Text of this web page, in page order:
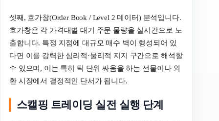
셋째, 호가창(Order Book / Level 2 데이터) 분석입니다.
호가창은 각 가격대별 대기 주문 물량을 실시간으로 노
출합니다. 특정 지점에 대규모 매수 벽이 형성되어 있
다면 이를 강력한 심리적·물리적 지지 구간으로 해석할
수 있으며, 이는 특히 틱 단위 싸움을 하는 선물이나 외
환 시장에서 결정적인 단서가 됩니다.
스캘핑 트레이딩 실전 실행 단계